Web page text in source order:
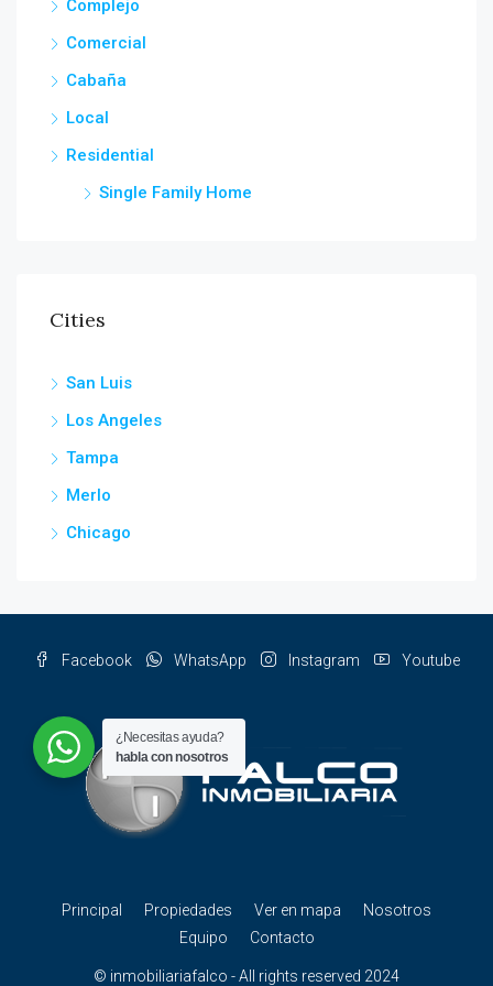
Complejo
Comercial
Cabaña
Local
Residential
Single Family Home
Cities
San Luis
Los Angeles
Tampa
Merlo
Chicago
Facebook WhatsApp Instagram Youtube
Principal Propiedades Ver en mapa
Nosotros
Equipo
Contacto
© inmobiliariafalco - All rights reserved 2024
¿Necesitas ayuda?
habla con nosotros